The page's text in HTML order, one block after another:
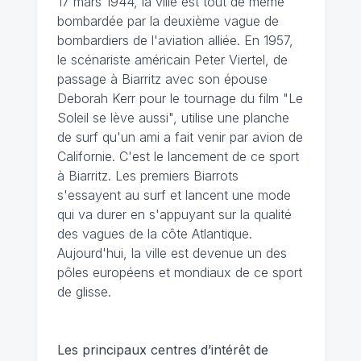
bombardée par la deuxième vague de
bombardiers de l'aviation alliée. En 1957,
le scénariste américain Peter Viertel, de
passage à Biarritz avec son épouse
Deborah Kerr pour le tournage du film "Le
Soleil se lève aussi", utilise une planche
de surf qu'un ami a fait venir par avion de
Californie. C'est le lancement de ce sport
à Biarritz. Les premiers Biarrots
s'essayent au surf et lancent une mode
qui va durer en s'appuyant sur la qualité
des vagues de la côte Atlantique.
Aujourd'hui, la ville est devenue un des
pôles européens et mondiaux de ce sport
de glisse.
Les principaux centres d’intérêt de